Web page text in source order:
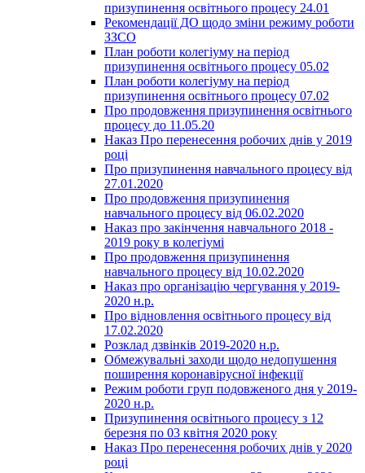
призупинення освітнього процесу 24.01
Рекомендації ДО щодо зміни режиму роботи
ЗЗСО
План роботи колегіуму на період
призупинення освітнього процесу 05.02
План роботи колегіуму на період
призупинення освітнього процесу 07.02
Про продовження призупинення освітнього
процесу до 11.05.20
Наказ Про перенесення робочих днів у 2019
році
Про призупинення навчального процесу від
27.01.2020
Про продовження призупинення
навчального процесу від 06.02.2020
Наказ про закінчення навчального 2018 -
2019 року в колегіумі
Про продовження призупинення
навчального процесу від 10.02.2020
Наказ про організацію чергування у 2019-
2020 н.р.
Про відновлення освітнього процесу від
17.02.2020
Розклад дзвінків 2019-2020 н.р.
Обмежувальні заходи щодо недопушення
поширення коронавірусної інфекції
Режим роботи груп подовженого дня у 2019-
2020 н.р.
Призупинення освітнього процесу з 12
березня по 03 квітня 2020 року
Наказ Про перенесення робочих днів у 2020
році